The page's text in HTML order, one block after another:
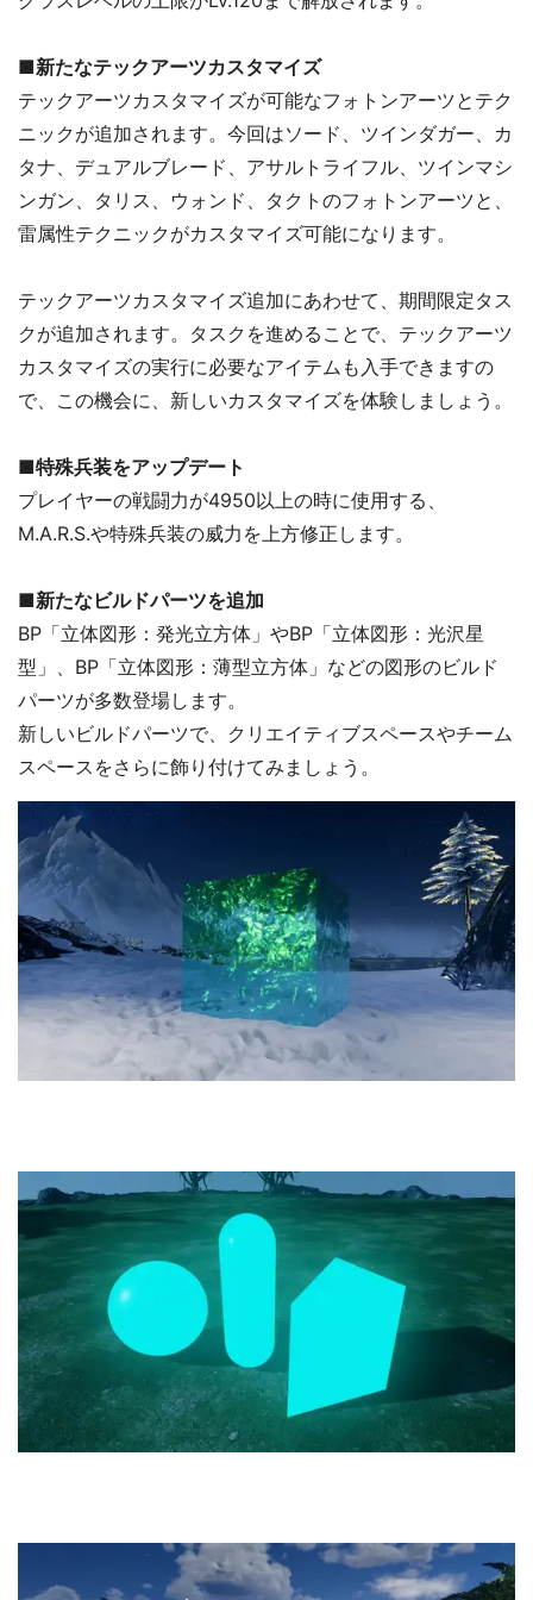
■新たなテックアーツカスタマイズ
テックアーツカスタマイズが可能なフォトンアーツとテク
ニックが追加されます。今回はソード、ツインダガー、カ
タナ、デュアルブレード、アサルトライフル、ツインマシ
ンガン、タリス、ウォンド、タクトのフォトンアーツと、
雷属性テクニックがカスタマイズ可能になります。
テックアーツカスタマイズ追加にあわせて、期間限定タス
クが追加されます。タスクを進めることで、テックアーツ
カスタマイズの実行に必要なアイテムも入手できますの
で、この機会に、新しいカスタマイズを体験しましょう。
■特殊兵装をアップデート
プレイヤーの戦闘力が4950以上の時に使用する、
M.A.R.S.や特殊兵装の威力を上方修正します。
■新たなビルドパーツを追加
BP「立体図形：発光立方体」やBP「立体図形：光沢星
型」、BP「立体図形：薄型立方体」などの図形のビルド
パーツが多数登場します。
新しいビルドパーツで、クリエイティブスペースやチーム
スペースをさらに飾り付けてみましょう。